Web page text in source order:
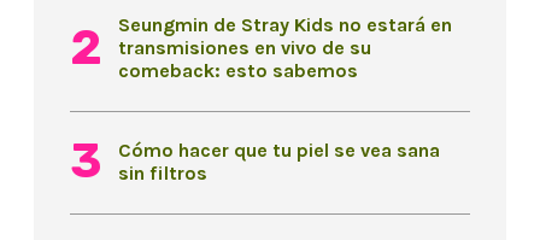
Seungmin de Stray Kids no estará en
transmisiones en vivo de su
comeback: esto sabemos
Cómo hacer que tu piel se vea sana
sin filtros